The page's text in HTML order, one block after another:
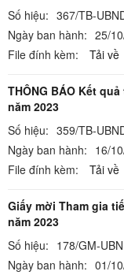
Số hiệu: 367/TB-
Ngày ban hành: 25/
File đính kèm:
Tải về
THÔNG BÁO Kết
năm 2023
Số hiệu: 359/TB-
Ngày ban hành: 16/
File đính kèm:
Tải về
Giấy mời Tham gia
năm 2023
Số hiệu: 178/GM-
Ngày ban hành: 01/